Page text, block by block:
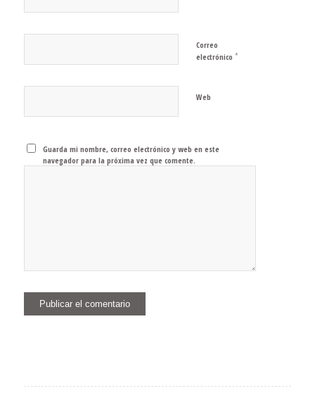
Correo
electrónico *
Web
Guarda mi nombre, correo electrónico y web en este
navegador para la próxima vez que comente.